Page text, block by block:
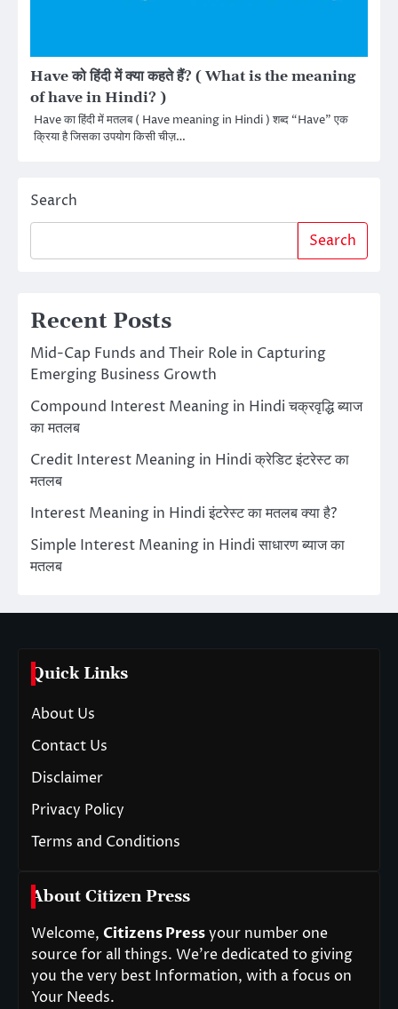
Have को हिंदी में क्या कहते हैं? ( What is the meaning
of have in Hindi? )
Have का हिंदी में मतलब ( Have meaning in Hindi ) शब्द “Have” एक
क्रिया है जिसका उपयोग किसी चीज़…
Search
Search
Recent Posts
Mid-Cap Funds and Their Role in Capturing
Emerging Business Growth
Compound Interest Meaning in Hindi चक्रवृद्धि ब्याज
का मतलब
Credit Interest Meaning in Hindi क्रेडिट इंटरेस्ट का
मतलब
Interest Meaning in Hindi इंटरेस्ट का मतलब क्या है?
Simple Interest Meaning in Hindi साधारण ब्याज का
मतलब
Quick Links
About Us
Contact Us
Disclaimer
Privacy Policy
Terms and Conditions
About Citizen Press
Welcome, Citizens Pressyour number one
source for all things. We’re dedicated to giving
you the very best Information, with a focus on
Your Needs.